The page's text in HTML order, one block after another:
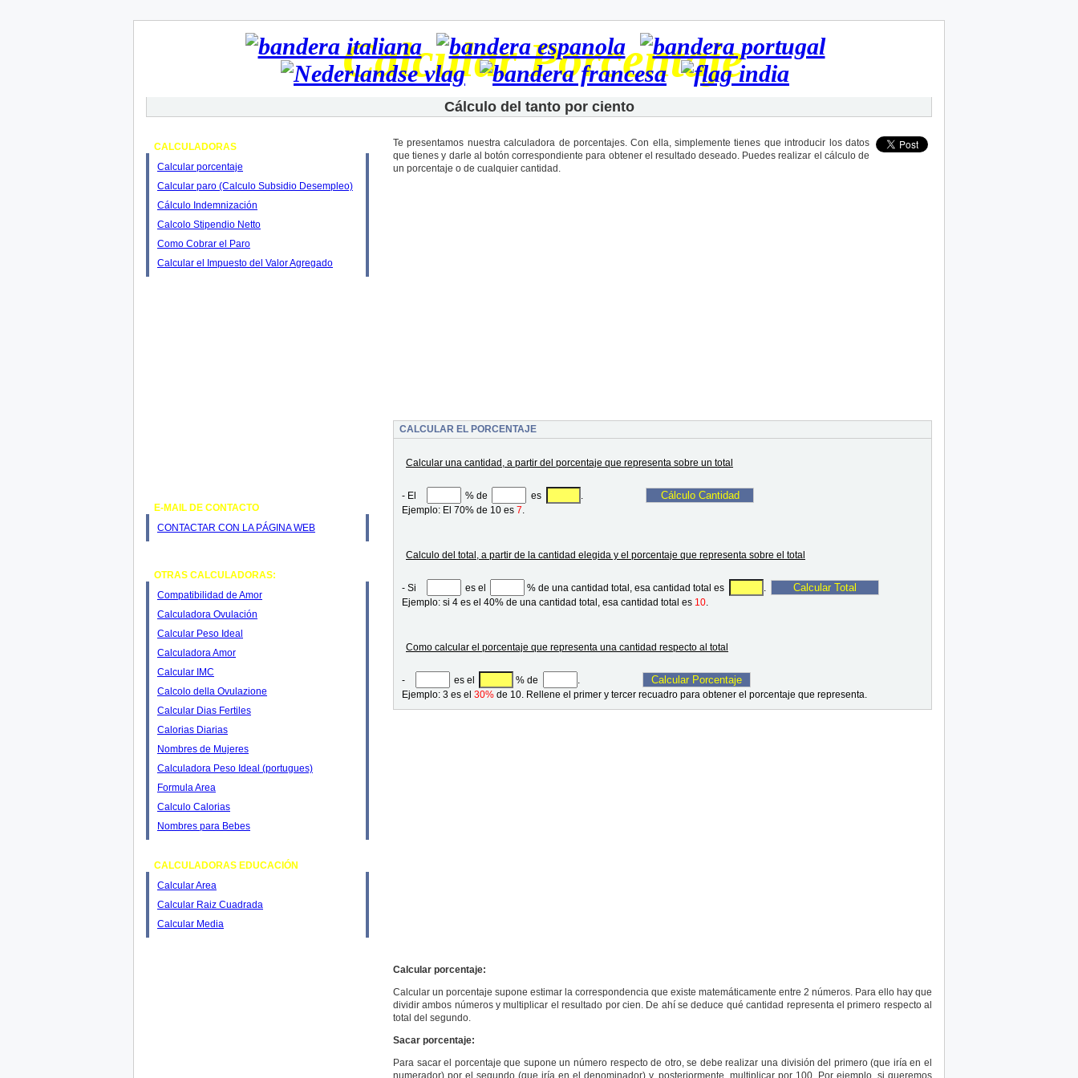
Calcular Porcentaje
Cálculo del tanto por ciento
Te presentamos nuestra calculadora de porcentajes. Con ella, simplemente tienes que introducir los datos
que tienes y darle al botón correspondiente para obtener el resultado deseado. Puedes realizar el cálculo de
un porcentaje o de cualquier cantidad.
CALCULAR EL PORCENTAJE
Calcular una cantidad, a partir del porcentaje que representa sobre un total
- El % de es
.
Ejemplo: El 70% de 10 es 7.
Calculo del total, a partir de la cantidad elegida y el porcentaje que representa sobre el total
- Si es el % de una cantidad total, esa cantidad total es
.
Ejemplo: si 4 es el 40% de una cantidad total, esa cantidad total es 10.
Como calcular el porcentaje que representa una cantidad respecto al total
- es el % de
.
Ejemplo: 3 es el 30% de 10. Rellene el primer y tercer recuadro para obtener el porcentaje que representa.
Calcular porcentaje:
Calcular un porcentaje supone estimar la correspondencia que existe matemáticamente entre 2 números. Para ello hay que
dividir ambos números y multiplicar el resultado por cien. De ahí se deduce qué cantidad representa el primero respecto al
total del segundo.
Sacar porcentaje:
Para sacar el porcentaje que supone un número respecto de otro, se debe realizar una división del primero (que iría en el
numerador) por el segundo (que iría en el denominador) y, posteriormente, multiplicar por 100. Por ejemplo, si queremos
CALCULADORAS
Calcular porcentaje
Calcular paro (Calculo Subsidio Desempleo)
Cálculo Indemnización
Calcolo Stipendio Netto
Como Cobrar el Paro
Calcular el Impuesto del Valor Agregado
E-MAIL DE CONTACTO
CONTACTAR CON LA PÁGINA WEB
OTRAS CALCULADORAS:
Compatibilidad de Amor
Calculadora Ovulación
Calcular Peso Ideal
Calculadora Amor
Calcular IMC
Calcolo della Ovulazione
Calcular Dias Fertiles
Calorias Diarias
Nombres de Mujeres
Calculadora Peso Ideal (portugues)
Formula Area
Calculo Calorias
Nombres para Bebes
CALCULADORAS EDUCACIÓN
Calcular Area
Calcular Raiz Cuadrada
Calcular Media